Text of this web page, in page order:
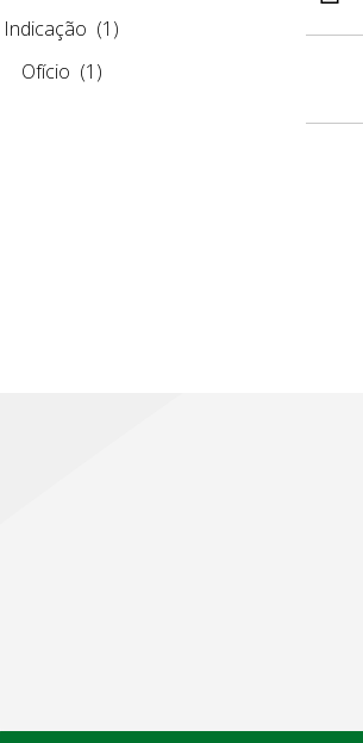
Indicação (1)
Ofício (1)